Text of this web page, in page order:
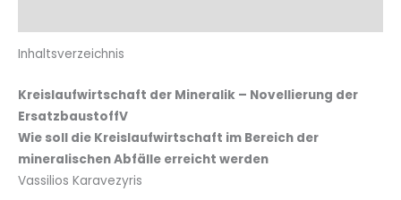
Inhaltsverzeichnis
Kreislaufwirtschaft der Mineralik – Novellierung der
ErsatzbaustoffV
Wie soll die Kreislaufwirtschaft im Bereich der
mineralischen Abfälle erreicht werden
Vassilios Karavezyris